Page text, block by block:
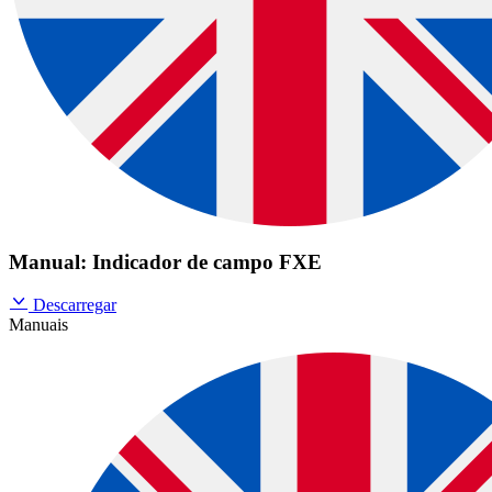
Manual: Indicador de campo FXE
Descarregar
Manuais